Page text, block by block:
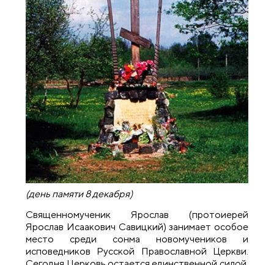
(день памяти 8 декабря)
Священномученик Ярослав (протоиерей
Ярослав Исаакович Савицкий) занимает особое
место среди сонма новомучеников и
исповедников Русской Православной Церкви.